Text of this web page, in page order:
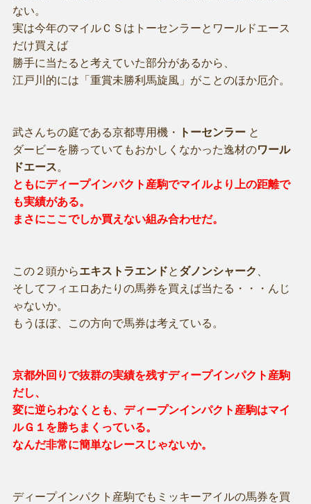
ない。
実は今年のマイルＣＳはトーセンラーとワールドエース
だけ買えば
勝手に当たると考えていた部分があるから、
江戸川的には「重賞未勝利馬旋風」がことのほか厄介。
武さんちの庭である京都専用機・ トーセンラーと
ダービーを勝っていてもおかしくなかった逸材のワール
ドエース。
ともにディープインパクト産駒でマイルより上の距離で
も実績がある。
まさにここでしか買えない組み合わせだ。
この２頭からエキストラエンドと ダノンシャーク
そしてフィエロあたりの馬券を買えば当たる・・・んじ
ゃないか。
もうほぼ、この方向で馬券は考えている。
京都外回りで抜群の実績を残すディープインパクト産駒
だし、
変に逆らわなくとも、ディープンインパクト産駒はマイ
ルＧ１を勝ちまくっている。
なんだ非常に簡単なレースじゃないか。
ディープインパクト産駒でもミッキーアイルの馬券を買